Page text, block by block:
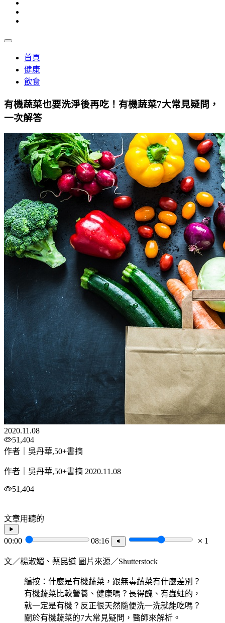
首頁
健康
飲食
有機蔬菜也要洗淨後再吃！有機蔬菜7大常見疑問，
一次解答
2020.11.08
51,404
作者｜吳丹華,50+書摘
作者｜吳丹華,50+書摘 2020.11.08
51,404
文章用聽的
00:00 08:16 1
文／楊淑媚、蔡昆道 圖片來源／Shutterstock
編按：什麼是有機蔬菜，跟無毒蔬菜有什麼差別？
有機蔬菜比較營養、健康嗎？長得醜、有蟲蛀的，
就一定是有機？反正很天然隨便洗一洗就能吃嗎？
關於有機蔬菜的7大常見疑問，醫師來解析。